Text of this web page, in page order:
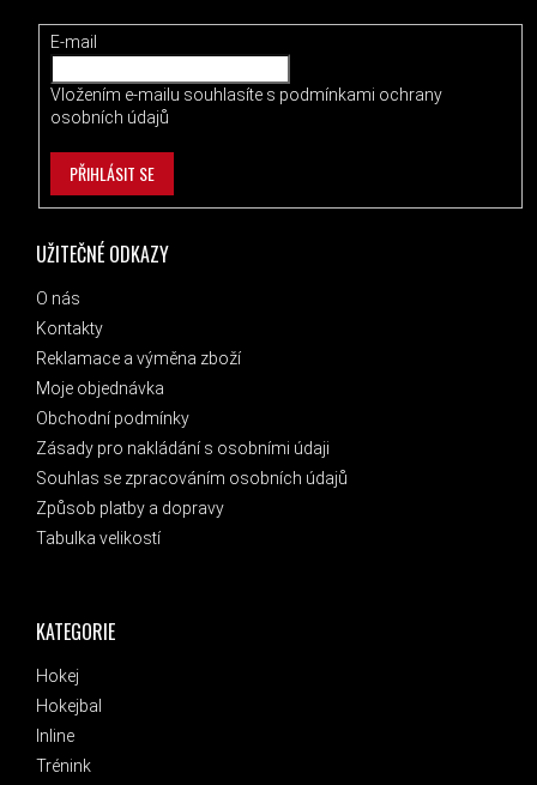
KATEGORIE
Hokej
Hokejbal
Inline
Trénink
UŽITEČNÉ ODKAZY
O nás
Kontakty
Reklamace a výměna zboží
Moje objednávka
Obchodní podmínky
Zásady pro nakládání s osobními údaji
Souhlas se zpracováním osobních údajů
Způsob platby a dopravy
Tabulka velikostí
E-mail
Vložením e-mailu souhlasíte s podmínkami ochrany
osobních údajů
PŘIHLÁSIT SE